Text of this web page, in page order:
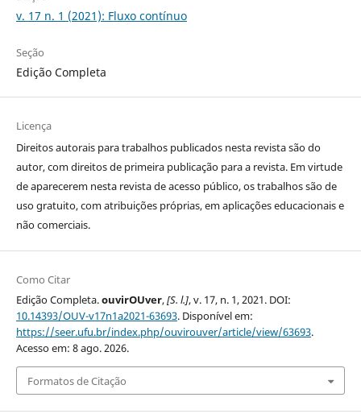
v. 17 n. 1 (2021): Fluxo contínuo
Seção
Edição Completa
Licença
Direitos autorais para trabalhos publicados nesta revista são do
autor, com direitos de primeira publicação para a revista. Em virtude
de aparecerem nesta revista de acesso público, os trabalhos são de
uso gratuito, com atribuições próprias, em aplicações educacionais e
não comerciais.
Como Citar
Edição Completa.ouvirOUver,[S. l.], v. 17, n. 1, 2021. DOI:
10.14393/OUV-v17n1a2021-63693. Disponível em:
https://seer.ufu.br/index.php/ouvirouver/article/view/63693.
Acesso em: 8 ago. 2026.
Formatos de Citação